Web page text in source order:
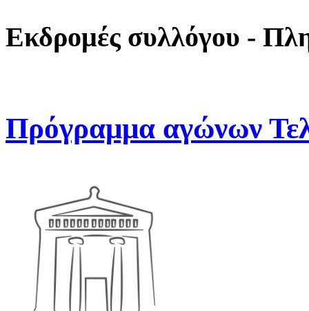
Εκδρομές συλλόγου -
Πρόγραμμα αγώνων